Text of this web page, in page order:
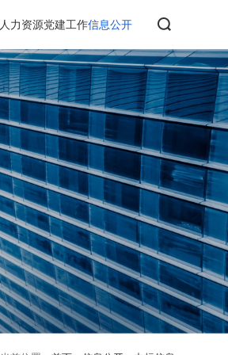
人力资源党建工作信息公开